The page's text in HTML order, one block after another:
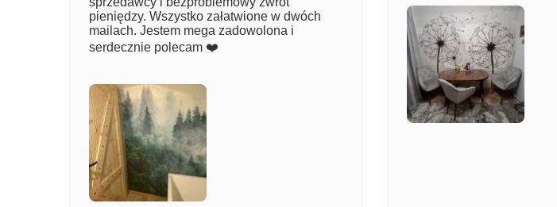
Załącz
pieniędzy. Wszystko załatwione w dwóch
mailach. Jestem mega zadowolona i
serdecznie polecam ❤️